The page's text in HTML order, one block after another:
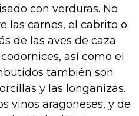
con verduras. No
las carnes, el cabrito o
de las aves de caza
así como el
también son
y las longanizas.
vinos aragoneses, y de